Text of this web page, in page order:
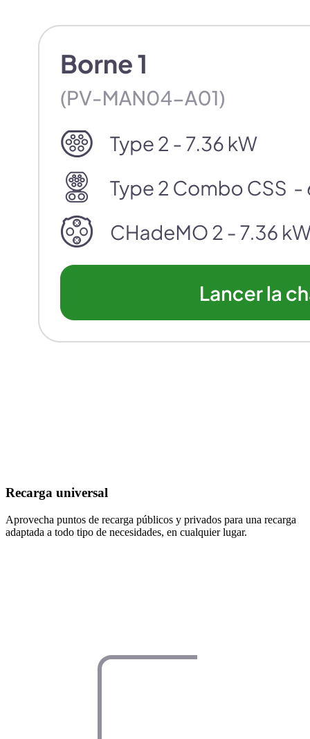
Recarga universal
Aprovecha puntos de recarga públicos y privados para una recarga
adaptada a todo tipo de necesidades, en cualquier lugar.